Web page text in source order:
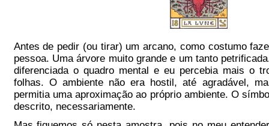
Antes de pedir (ou tirar) um arcano, como costumo
pessoa. Uma árvore muito grande e um tanto
diferenciada o quadro mental e eu percebia mais o
folhas. O ambiente não era hostil, até agradável,
permitia uma aproximação ao próprio ambiente. O
descrito, necessariamente.